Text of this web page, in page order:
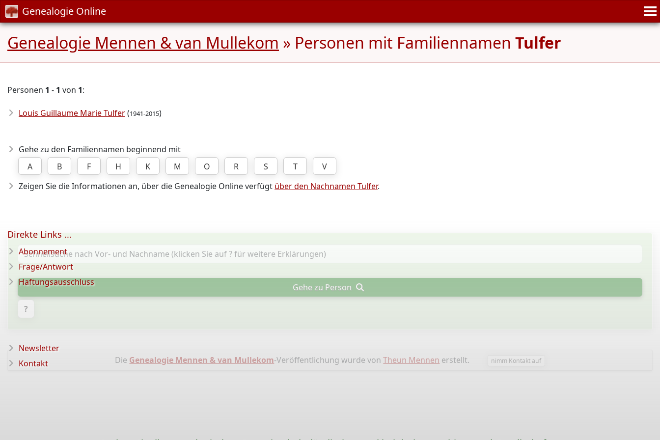
Genealogie Online
Genealogie Mennen & van Mullekom » Personen mit Familiennamen Tulfer
Personen 1 - 1 von 1:
Louis Guillaume Marie Tulfer(1941-2015)
Gehe zu den Familiennamen beginnend mit
A
B F H K M O R S T
V
Zeigen Sie die Informationen an, über die Genealogie Online verfügt über den Nachnamen Tulfer.
Gehe zu Person
?
Die Genealogie Mennen & van Mullekom-Veröffentlichung wurde vonTheun Mennen erstellt. nimm Kontakt auf
Direkte Links ...
Abonnement
Frage/Antwort
Haftungsausschluss
Newsletter
Kontakt